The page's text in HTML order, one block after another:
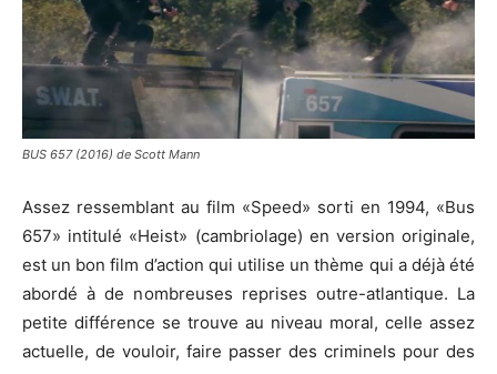
BUS 657 (2016) de Scott Mann
Assez ressemblant au film «Speed» sorti en 1994, «Bus
657» intitulé «Heist» (cambriolage) en version originale,
est un bon film d’action qui utilise un thème qui a déjà été
abordé à de nombreuses reprises outre-atlantique. La
petite différence se trouve au niveau moral, celle assez
actuelle, de vouloir, faire passer des criminels pour des